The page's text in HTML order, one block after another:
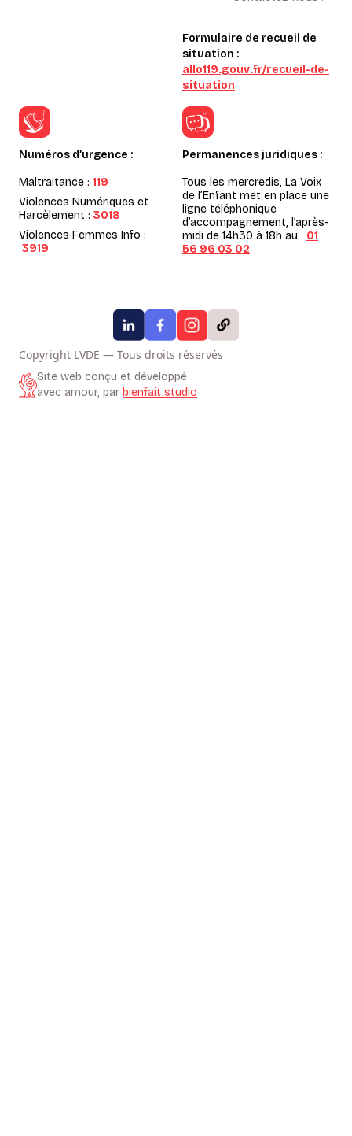
Formulaire de recueil de
situation :
allo119.gouv.fr/recueil-de-
situation
Numéros d’urgence :
Maltraitance : 119
Violences Numériques et
Harcèlement : 3018
Violences Femmes Info :
3919
Permanences juridiques :
Tous les mercredis, La Voix
de l’Enfant met en place une
ligne téléphonique
d’accompagnement, l’après-
midi de 14h30 à 18h au : 01
56 96 03 02
Copyright LVDE — Tous droits réservés
Site web conçu et développé
avec amour, par bienfait.studio